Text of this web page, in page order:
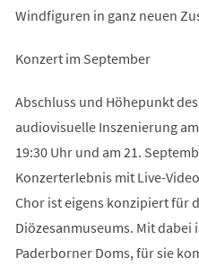
Windfiguren in ganz neuen
Konzert im September
Abschluss und Höhepunkt
audiovisuelle Inszenierung
19:30 Uhr und am 21.
Konzerterlebnis mit Live-
Chor ist eigens konzipiert für
Diözesanmuseums. Mit
Paderborner Doms, für sie